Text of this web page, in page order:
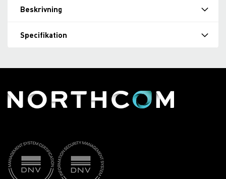
Beskrivning
Specifikation